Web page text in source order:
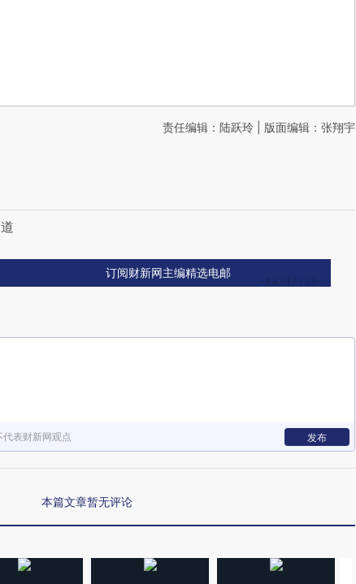
责任编辑：陆跃玲 | 版面编辑：张翔宇
订阅财新网主编精选电邮
表财新网观点 发布
本篇文章暂无评论